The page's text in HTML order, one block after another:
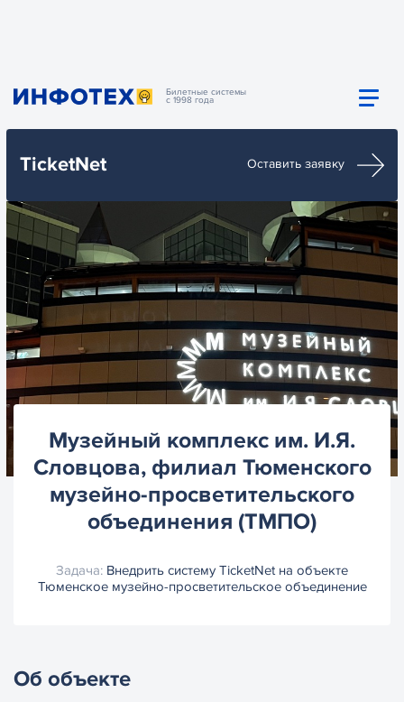
Билетные системы
с 1998 года
TicketNet Оставить заявку
Музейный комплекс им. И.Я.
Словцова, филиал Тюменского
музейно-просветительского
объединения (ТМПО)
Задача: Внедрить систему TicketNet на объекте
Тюменское музейно-просветительское объединение
Об объекте